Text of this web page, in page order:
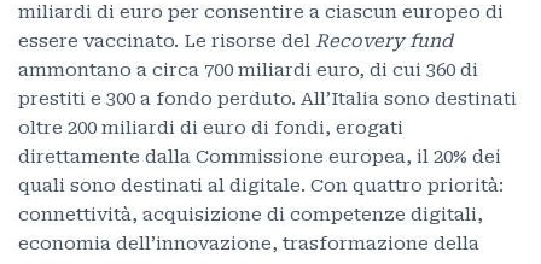
miliardi di euro per consentire a ciascun europeo di
essere vaccinato. Le risorse del Recovery fund
ammontano a circa 700 miliardi euro, di cui 360 di
prestiti e 300 a fondo perduto. All’Italia sono destinati
oltre 200 miliardi di euro di fondi, erogati
direttamente dalla Commissione europea, il 20% dei
quali sono destinati al digitale. Con quattro priorità:
connettività, acquisizione di competenze digitali,
economia dell’innovazione, trasformazione della